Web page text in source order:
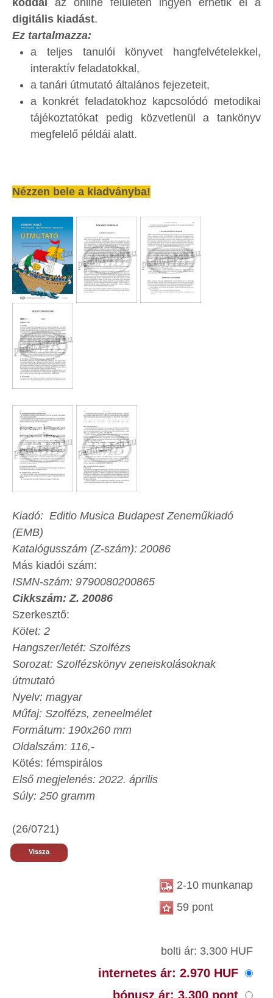
kóddal
az online felületen ingyen érhetik el a
digitális kiadást.
Ez tartalmazza:
a teljes tanulói könyvet hangfelvételekkel,
interaktív feladatokkal,
a tanári útmutató általános fejezeteit,
a konkrét feladatokhoz kapcsolódó metodikai
tájékoztatókat pedig közvetlenül a tankönyv
megfelelő példái alatt.
Nézzen bele a kiadványba!
Kiadó: Editio Musica Budapest Zeneműkiadó
(EMB)
Katalógusszám (Z-szám): 20086
Más kiadói szám:
ISMN-szám: 9790080200865
Cikkszám: Z. 20086
Szerkesztő:
Kötet: 2
Hangszer/letét: Szolfézs
Sorozat: Szolfézskönyv zeneiskolásoknak
útmutató
Nyelv: magyar
Műfaj: Szolfézs, zeneelmélet
Formátum: 190x260 mm
Oldalszám: 116,-
Kötés: fémspirálos
Első megjelenés: 2022. április
Súly: 250 gramm
(26/0721)
Vissza
2-10 munkanap
59 pont
bolti ár: 3.300 HUF
internetes ár: 2.970 HUF
bónusz ár: 3.300 pont